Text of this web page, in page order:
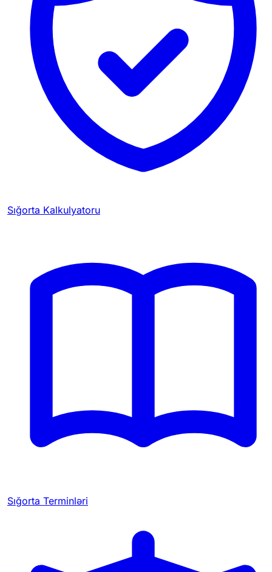
Sığorta Kalkulyatoru
Sığorta Terminləri